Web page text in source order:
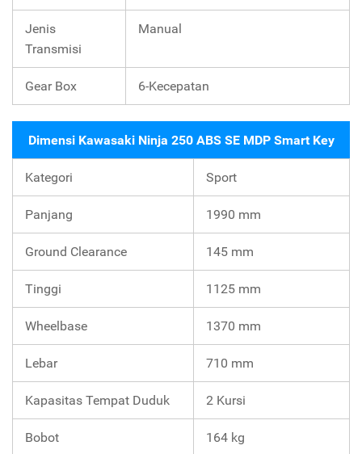
Jenis
Transmisi
Manual
Gear Box 6-Kecepatan
Dimensi Kawasaki Ninja 250 ABS SE MDP Smart Key
Kategori Sport
Panjang 1990 mm
Ground Clearance 145 mm
Tinggi 1125 mm
Wheelbase 1370 mm
Lebar 710 mm
Kapasitas Tempat Duduk 2 Kursi
Bobot 164 kg